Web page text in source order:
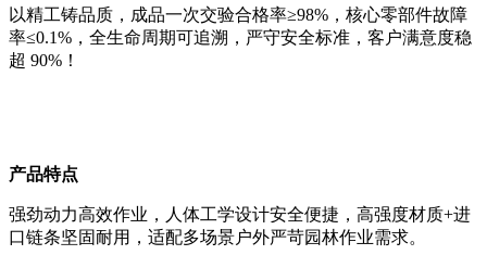
以精工铸品质，成品一次交验合格率≥98%，核心零部件故障
率≤0.1%，全生命周期可追溯，严守安全标准，客户满意度稳
超 90%！
产品特点
强劲动力高效作业，人体工学设计安全便捷，高强度材质+进
口链条坚固耐用，适配多场景户外严苛园林作业需求。